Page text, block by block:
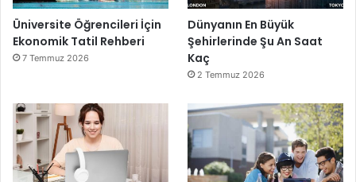
Üniversite Öğrencileri İçin
Ekonomik Tatil Rehberi
7 Temmuz 2026
Dünyanın En Büyük
Şehirlerinde Şu An Saat
Kaç
2 Temmuz 2026